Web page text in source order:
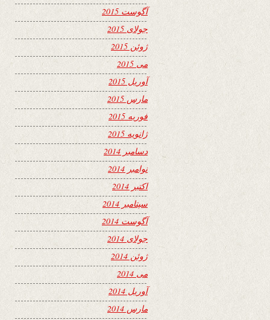
آگوست 2015
جولای 2015
ژوئن 2015
می 2015
آوریل 2015
مارس 2015
فوریه 2015
ژانویه 2015
دسامبر 2014
نوامبر 2014
اکتبر 2014
سپتامبر 2014
آگوست 2014
جولای 2014
ژوئن 2014
می 2014
آوریل 2014
مارس 2014